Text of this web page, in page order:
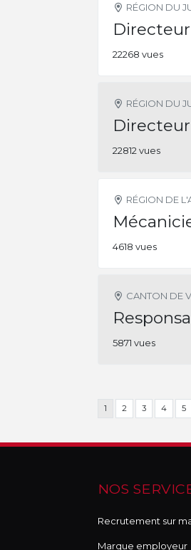
RÉGION DU
22268 vues
RÉGION DU
22812 vues
RÉGION DE
4618 vues
CANTON DE
5871 vues
1 2 3 4 5
NOS
Recrutement sur
Marque employeur